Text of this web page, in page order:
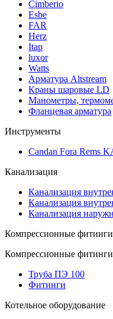
Cimberio
Esbe
FAR
Herz
Itap
luxor
Watts
Арматура Altstream
Краны шаровые LD
Манометры,
Фланцевая арматура
Инструменты
Candan Fora Rems
Канализация
Канализация
Канализация
Канализация
Компрессионные
Компрессионные
Труба ПЭ 100
Фитинги
Котельное оборудование